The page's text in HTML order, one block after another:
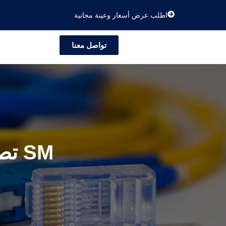
اطلب عرض أسعار وعينة مجانية
تواصل معنا
MPO/MTP تصحيح الرصاص أو الحبل SM